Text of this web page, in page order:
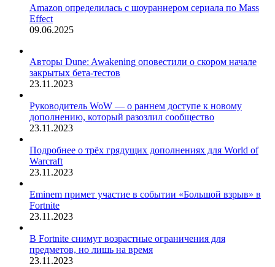
Amazon определилась с шоураннером сериала по Mass
Effect
09.06.2025
Авторы Dune: Awakening оповестили о скором начале
закрытых бета-тестов
23.11.2023
Руководитель WoW — о раннем доступе к новому
дополнению, который разозлил сообщество
23.11.2023
Подробнее о трёх грядущих дополнениях для World of
Warcraft
23.11.2023
Eminem примет участие в событии «Большой взрыв» в
Fortnite
23.11.2023
В Fortnite снимут возрастные ограничения для
предметов, но лишь на время
23.11.2023